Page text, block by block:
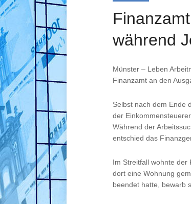
während
Münster – Leben
Finanzamt an den
Selbst nach dem Ende
der
Während der
entschied das
Im Streitfall wohnte der
dort eine Wohnung
beendet hatte, bewarb